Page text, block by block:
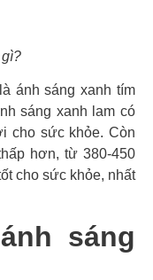
ánh sáng xanh tím
sáng xanh lam có
cho sức khỏe. Còn
hơn, từ 380-450
cho sức khỏe, nhất
sáng